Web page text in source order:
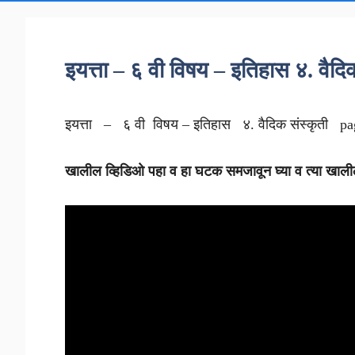
इयत्ता – ६ वी विषय – इतिहास ४.
इयत्ता – ६ वी विषय – इतिहास ४. वैदिक संस्कृती
खालील व्हिडिओ पहा व हा घटक समजावून घ्या व त्या